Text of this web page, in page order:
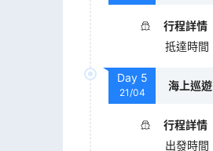
行程詳情
抵達時間
Day 5
21/04
海上巡遊
行程詳情
出發時間